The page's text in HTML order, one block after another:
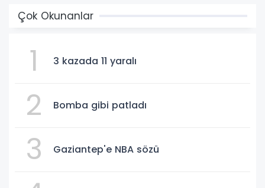
Çok Okunanlar
1 3 kazada 11 yaralı
2 Bomba gibi patladı
3 Gaziantep'e NBA sözü